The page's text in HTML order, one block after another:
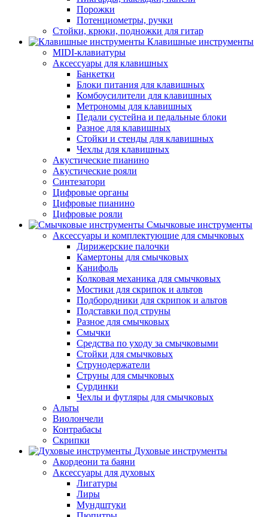
Порожки
Потенциометры, ручки
Стойки, крюки, подножки для гитар
Клавишные инструменты
MIDI-клавиатуры
Аксессуары для клавишных
Банкетки
Блоки питания для клавишных
Комбоусилители для клавишных
Метрономы для клавишных
Педали сустейна и педальные блоки
Разное для клавишных
Стойки и стенды для клавишных
Чехлы для клавишных
Акустические пианино
Акустические рояли
Синтезатори
Цифровые органы
Цифровые пианино
Цифровые рояли
Смычковые инструменты
Аксессуары и комплектующие для смычковых
Дирижерские палочки
Камертоны для смычковых
Канифоль
Колковая механика для смычковых
Мостики для скрипок и альтов
Подбородники для скрипок и альтов
Подставки под струны
Разное для смычковых
Смычки
Средства по уходу за смычковыми
Стойки для смычковых
Струнодержатели
Струны для смычковых
Сурдинки
Чехлы и футляры для смычковых
Альты
Виолончели
Контрабасы
Скрипки
Духовые инструменты
Акордеони та баяни
Аксессуары для духовых
Лигатуры
Лиры
Мундштуки